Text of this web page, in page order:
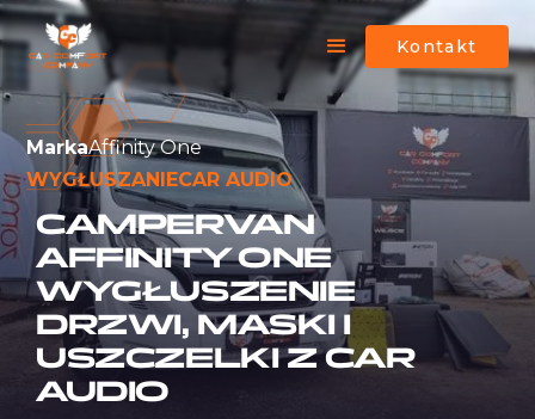
Kontakt
MarkaAffinity One
WYGŁUSZANIECAR AUDIO
CAMPERVAN
AFFINITY ONE
WYGŁUSZENIE
DRZWI, MASKI I
USZCZELKI Z CAR
AUDIO